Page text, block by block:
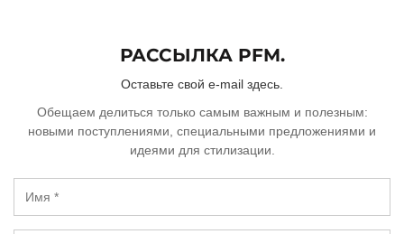
РАССЫЛКА PFM.
Оставьте свой e-mail здесь.
Обещаем делиться только самым важным и полезным:
новыми поступлениями, специальными предложениями и
идеями для стилизации.